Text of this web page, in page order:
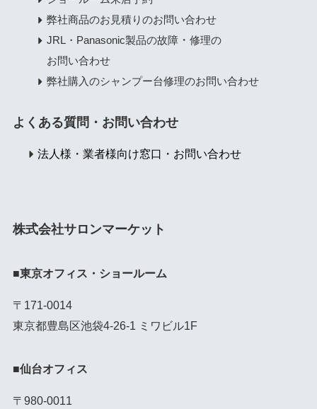
弊社商品のお見積りのお問い合わせ
JRL・Panasonic製品の故障・ 修理の
お問い合わせ
弊社購入のシャンプー台修理のお問い合わせ
よくある質問・お問い合わせ
法人様・業者様向け窓口・お問い合わせ
株式会社サロンマーケット
■東京オフィス・ショールーム
〒171-0014
東京都豊島区池袋4-26-1 ミワビル1F
■仙台オフィス
〒980-0011